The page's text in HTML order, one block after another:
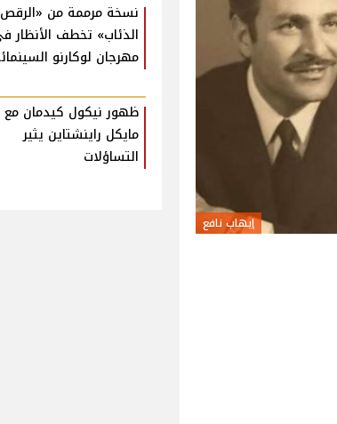
إيهاب نافع
نسخة مرممة من
الذئاب» تخطف الأنظار
مهرجان لوكارنو
ظهور نيكول كيدمان مع
مايكل راينشتاين يثير
التساؤلات